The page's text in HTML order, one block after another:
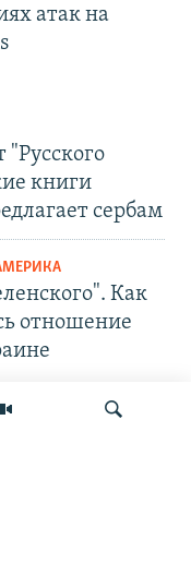
атак на
"Русского
книги
сербам
Как
отношение